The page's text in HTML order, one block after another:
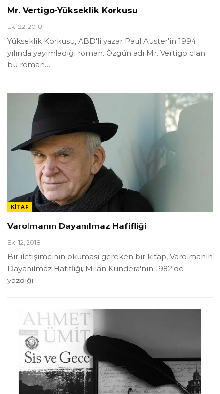
Mr. Vertigo-Yükseklik Korkusu
Eki 22, 2018
Yükseklik Korkusu, ABD'li yazar Paul Auster'in 1994
yılında yayımladığı roman. Özgün adı Mr. Vertigo olan
bu roman…
KITAP
Varolmanın Dayanılmaz Hafifliği
Eki 12, 2018
Bir iletişimcinin okuması gereken bir kitap, Varolmanın
Dayanılmaz Hafifliği, Milan Kundera'nın 1982'de
yazdığı…